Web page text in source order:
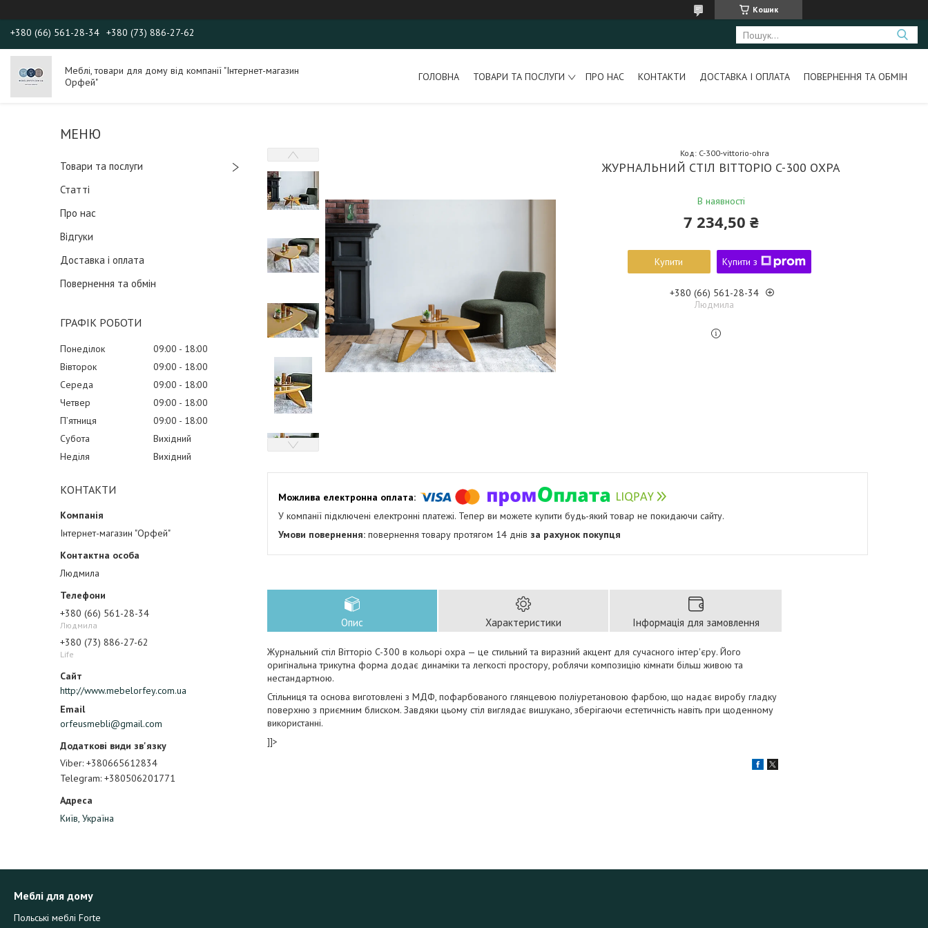
Кошик
+380 (66) 561-28-34 +380 (73) 886-27-62
Меблі, товари для дому від компанії "Інтернет-магазин
Орфей"
ГОЛОВНА ТОВАРИ ТА ПОСЛУГИ ПРО НАС КОНТАКТИ ДОСТАВКА І ОПЛАТА ПОВЕРНЕННЯ ТА ОБМІН
Товари та послуги
Статті
Про нас
Відгуки
Доставка і оплата
Повернення та обмін
ГРАФІК РОБОТИ
Понеділок 09:00
18:00
Вівторок
09:00
18:00
Середа
09:00
18:00
Четвер
09:00
18:00
Пʼятниця
09:00
18:00
Субота
Вихідний
Неділя
Вихідний
КОНТАКТИ
Інтернет-магазин "Орфей"
Людмила
+380 (66) 561-28-34
Людмила
+380 (73) 886-27-62
Life
http://www.mebelorfey.com.ua
orfeusmebli@gmail.com
Viber +380665612834
Telegram +380506201771
Київ, Україна
ЖУРНАЛЬНИЙ СТІЛ ВІТТОРІО C-300 ОХРА
В наявності
Код: C-300-vittorio-ohra
7 234,50 ₴
Купити Купити з
+380 (66) 561-28-34
Людмила
У компанії підключені електронні платежі. Тепер ви можете купити будь-який товар не покидаючи сайту.
повернення товару протягом 14 днів за рахунок покупця
Опис Характеристики Інформація для замовлення
Журнальний стіл Вітторіо C-300 в кольорі охра — це стильний та виразний акцент для сучасного інтер'єру. Його
оригінальна трикутна форма додає динаміки та легкості простору, роблячи композицію кімнати більш живою та
нестандартною.
Стільниця та основа виготовлені з МДФ, пофарбованого глянцевою поліуретановою фарбою, що надає виробу гладку
поверхню з приємним блиском. Завдяки цьому стіл виглядає вишукано, зберігаючи естетичність навіть при щоденному
використанні.
]]>
Меблі для дому
Польські меблі Forte